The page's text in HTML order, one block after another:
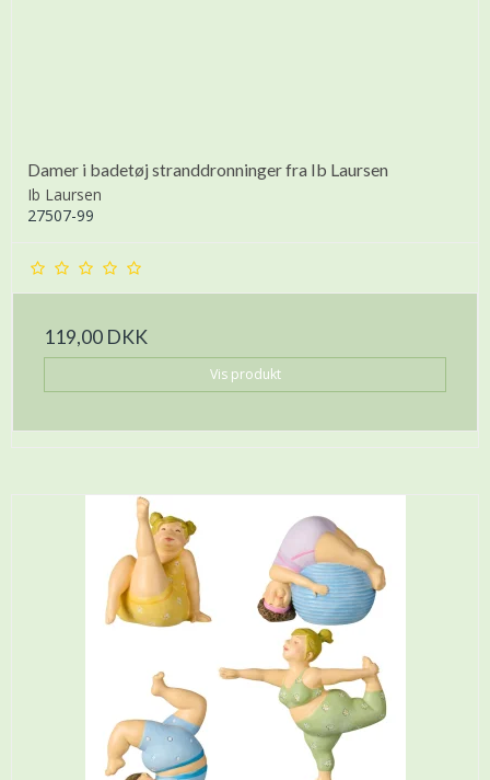
Damer i badetøj stranddronninger fra Ib Laursen
Ib Laursen
27507-99
119,00 DKK
Vis produkt